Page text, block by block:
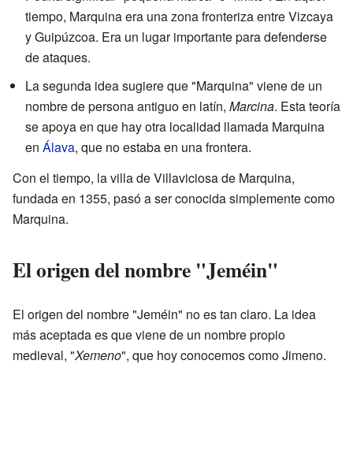
tiempo, Marquina era una zona fronteriza entre Vizcaya
y Guipúzcoa. Era un lugar importante para defenderse
de ataques.
La segunda idea sugiere que "Marquina" viene de un
nombre de persona antiguo en latín, Marcina. Esta teoría
se apoya en que hay otra localidad llamada Marquina
en Álava, que no estaba en una frontera.
Con el tiempo, la villa de Villaviciosa de Marquina,
fundada en 1355, pasó a ser conocida simplemente como
Marquina.
El origen del nombre "Jeméin"
El origen del nombre "Jeméin" no es tan claro. La idea
más aceptada es que viene de un nombre propio
medieval, "Xemeno", que hoy conocemos como Jimeno.